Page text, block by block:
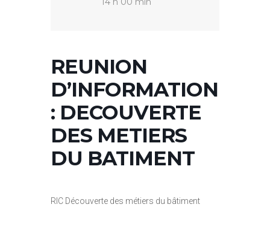
REUNION
D’INFORMATION
: DECOUVERTE
DES METIERS
DU BATIMENT
RIC Découverte des métiers du bâtiment